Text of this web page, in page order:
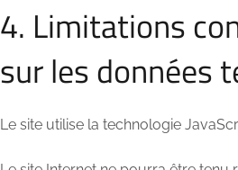
4. Limitations
sur les données
Le site utilise la technologie